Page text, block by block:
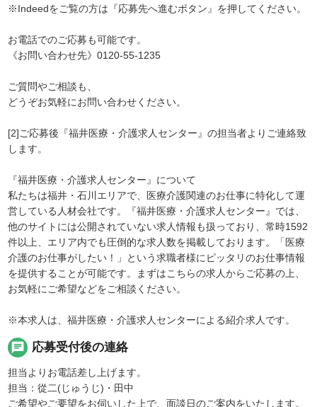
※Indeedをご覧の方は『応募先へ進むボタン』を押してください。
お電話でのご応募も可能です。
《お問い合わせ先》0120-55-1235
ご質問やご相談も、
どうぞお気軽にお問い合わせください。
[2]ご応募後『福井医療・介護求人センター』の担当者よりご連絡致
します。
『福井医療・介護求人センター』について
私たちは福井・石川エリアで、医療介護関連のお仕事に特化して運
営している人材会社です。『福井医療・介護求人センター』では、
他のサイトには公開されていない求人情報も扱っており、常時1592
件以上、エリア内でも圧倒的な求人数を掲載しております。「医療
介護のお仕事がしたい！」という求職者様にピッタリのお仕事情報
を提供することが可能です。まずはこちらの求人からご応募の上、
お気軽にご希望などをご相談ください。
※本求人は、福井医療・介護求人センターによる紹介求人です。
chat 応募受付後の連絡
担当よりお電話差し上げます。
担当：從二(じゅうじ)・田中
ご希望やご要望をお伺いした上で、面談日のご案内をいたします。